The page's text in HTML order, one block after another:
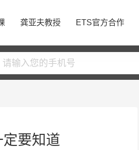
龚亚夫教授 ETS官方合作
要知道